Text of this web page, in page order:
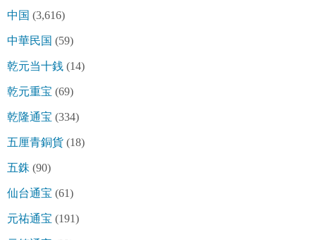
中国 (3,616)
中華民国 (59)
乾元当十銭 (14)
乾元重宝 (69)
乾隆通宝 (334)
五厘青銅貨 (18)
五銖 (90)
仙台通宝 (61)
元祐通宝 (191)